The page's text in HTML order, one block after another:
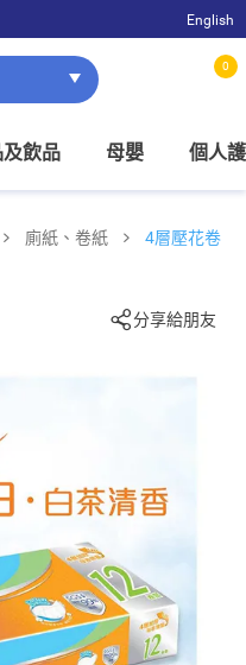
店取。
English
0
飲品 母嬰 個人
廁紙、卷紙
4層壓花卷
分享給朋友